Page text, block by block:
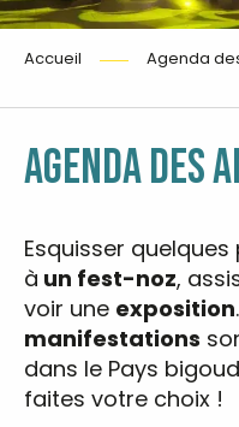
Accueil Agenda
AGENDA DES
Esquisser quelques
à un fest-noz,
voir une exposition
manifestations
dans le Pays
faites votre choix !